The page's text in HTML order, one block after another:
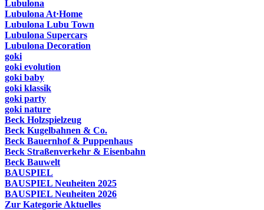
Lubulona
Lubulona At·Home
Lubulona Lubu Town
Lubulona Supercars
Lubulona Decoration
goki
goki evolution
goki baby
goki klassik
goki party
goki nature
Beck Holzspielzeug
Beck Kugelbahnen & Co.
Beck Bauernhof & Puppenhaus
Beck Straßenverkehr & Eisenbahn
Beck Bauwelt
BAUSPIEL
BAUSPIEL Neuheiten 2025
BAUSPIEL Neuheiten 2026
Zur Kategorie Aktuelles